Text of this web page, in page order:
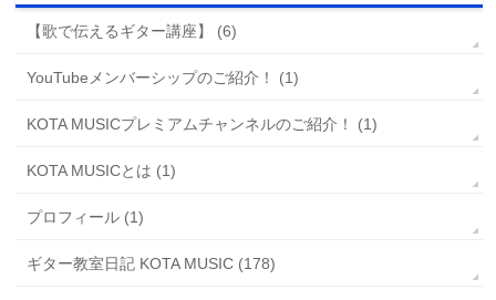
【歌で伝えるギター講座】 (6)
YouTubeメンバーシップのご紹介！ (1)
KOTA MUSICプレミアムチャンネルのご紹介！ (1)
KOTA MUSICとは (1)
プロフィール (1)
ギター教室日記 KOTA MUSIC (178)